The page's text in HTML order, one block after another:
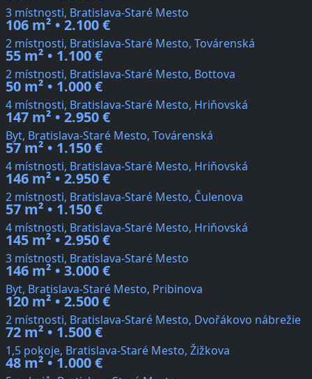
3 místnosti, Bratislava-Staré Mesto
106 m² • 2.100 €
2 místnosti, Bratislava-Staré Mesto, Továrenská
55 m² • 1.100 €
2 místnosti, Bratislava-Staré Mesto, Bottova
50 m² • 1.000 €
4 místnosti, Bratislava-Staré Mesto, Hriňovská
147 m² • 2.950 €
Byt, Bratislava-Staré Mesto, Továrenská
57 m² • 1.150 €
4 místnosti, Bratislava-Staré Mesto, Hriňovská
146 m² • 2.950 €
2 místnosti, Bratislava-Staré Mesto, Čulenova
57 m² • 1.150 €
4 místnosti, Bratislava-Staré Mesto, Hriňovská
145 m² • 2.950 €
3 místnosti, Bratislava-Staré Mesto
146 m² • 3.000 €
Byt, Bratislava-Staré Mesto, Pribinova
120 m² • 2.500 €
2 místnosti, Bratislava-Staré Mesto, Dvořákovo nábrežie
72 m² • 1.500 €
1,5 pokoje, Bratislava-Staré Mesto, Žižkova
48 m² • 1.000 €